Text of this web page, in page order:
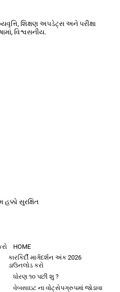
શિક્ષણ અપડેટ્સ અને પરીક્ષા
વિશ્વસનીય.
સુરક્ષિત
HOME
કારકિર્દી માર્ગદર્શન અંક 2026
ડાઉનલોડ કરો
ધોરણ ૧૦ પછી શુ ?
વેબસાઇટ ના વોટ્સેપગ્રુપમાં જોડાવા